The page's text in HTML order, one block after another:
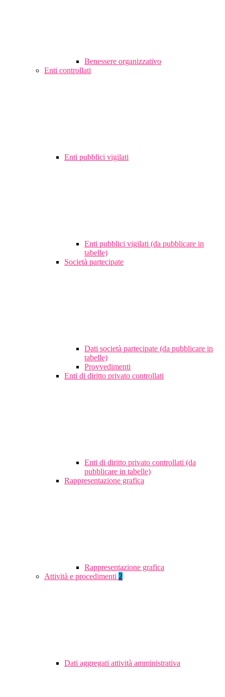
Benessere organizzativo
Enti controllati
Enti pubblici vigilati
Enti pubblici vigilati (da pubblicare in
tabelle)
Società partecipate
Dati società partecipate (da pubblicare in
tabelle)
Provvedimenti
Enti di diritto privato controllati
Enti di diritto privato controllati (da
pubblicare in tabelle)
Rappresentazione grafica
Rappresentazione grafica
Attività e procedimenti 2
Dati aggregati attività amministrativa